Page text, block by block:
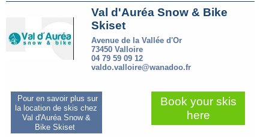
Val d'Auréa Snow & Bike
Skiset
Avenue de la Vallée d'Or
73450 Valloire
04 79 59 09 12
valdo.valloire@wanadoo.fr
Pour en savoir plus sur
la location de skis chez
Val d'Auréa Snow &
Bike Skiset
Book your skis
here